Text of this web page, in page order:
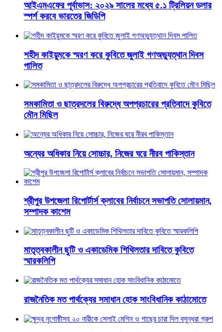
​আইএমএফের পূর্বাভাস: ২০২৯ সালের মধ্যে ৫.১ ট্রিলিয়ন ডলার
স্পর্শ করবে ভারতের জিডিপি
শহীদ কাইয়ুমকে স্মরণ করে কুবিতে জুলাই গণঅভ্যুত্থান দিবস
পালিত
সমকামিতা ও ছাত্রদলের বিরুদ্ধে অপপ্রচারের প্রতিবাদে কুবিতে
মৌন মিছিল
অন্যের অধিকার নিয়ে সোচ্চার, নিজের ঘরে নীরব পাকিস্তান
শ্রীপুর উপজেলা রিপোর্টার্স ক্লাবের নির্বাচনে সভাপতি সোলায়মান,
সম্পাদক কাশেম
মাতৃত্বকালীন ছুটি ও একাডেমিক শিথিলতার দাবিতে কুবিতে
স্মারকলিপি
রাজনৈতিক মত পার্থক্যের সমাধান হোক সাংবিধানিক কাঠামোতে